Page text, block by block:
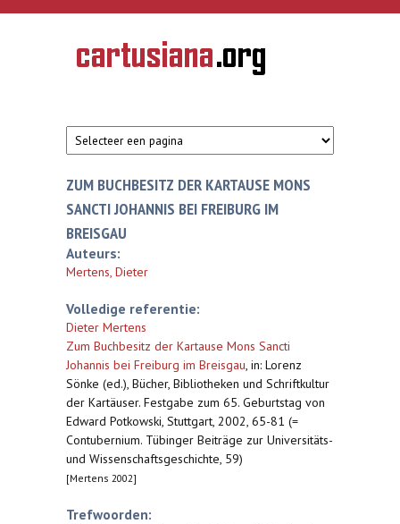
Overslaan en naar de inhoud gaan
CARTUSIANA
Geschiedenis
van de
ZUM BUCHBESITZ DER KARTAUSE MONS
SANCTI JOHANNIS BEI FREIBURG IM
BREISGAU
Auteurs:
Mertens, Dieter
Volledige referentie:
Dieter Mertens
Zum Buchbesitz der Kartause Mons Sancti
Johannis bei Freiburg im Breisgau, in: Lorenz
Sönke (ed.), Bücher, Bibliotheken und Schriftkultur
der Kartäuser. Festgabe zum 65. Geburtstag von
Edward Potkowski, Stuttgart, 2002, 65-81 (=
Contubernium. Tübinger Beiträge zur Universitäts-
und Wissenschaftsgeschichte, 59)
[Mertens 2002]
Trefwoorden: